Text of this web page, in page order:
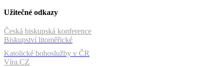
Užitečné odkazy
Česká biskupská konference
Biskupství litoměřické
Katolické bohoslužby v ČR
Víra.CZ